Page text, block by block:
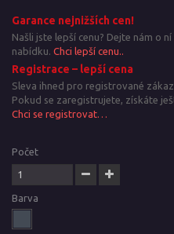
Garance nejnižších cen!
Našli jste lepší cenu? Dejte nám o
nabídku. Chci lepší cenu..
Registrace – lepší cena
Sleva ihned pro registrované
Pokud se zaregistrujete, získáte
Chci se registrovat…
Počet
Barva